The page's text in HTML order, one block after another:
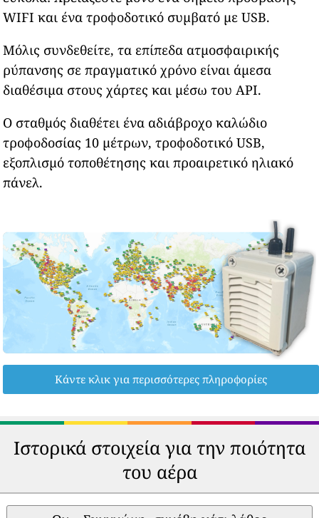
WIFI και ένα τροφοδοτικό συμβατό με USB.
Μόλις συνδεθείτε, τα επίπεδα ατμοσφαιρικής
ρύπανσης σε πραγματικό χρόνο είναι άμεσα
διαθέσιμα στους χάρτες και μέσω του API.
Ο σταθμός διαθέτει ένα αδιάβροχο καλώδιο
τροφοδοσίας 10 μέτρων, τροφοδοτικό USB,
εξοπλισμό τοποθέτησης και προαιρετικό ηλιακό
πάνελ.
Κάντε κλικ για περισσότερες πληροφορίες
Ιστορικά στοιχεία για την ποιότητα
του αέρα